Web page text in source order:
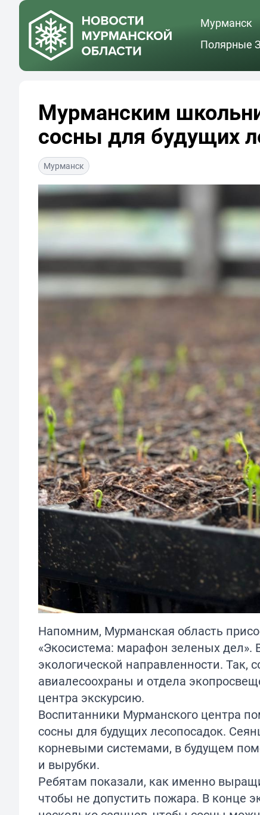
Мурманск
Полярные
Мурманским
сосны для будущих
Мурманск
Напомним, Мурманская область
«Экосистема: марафон зеленых дел».
экологической направленности.
авиалесоохраны и отдела
центра экскурсию.
Воспитанники Мурманского центра
сосны для будущих лесопосадок.
корневыми системами, в будущем
и вырубки.
Ребятам показали, как именно
чтобы не допустить пожара. В конце